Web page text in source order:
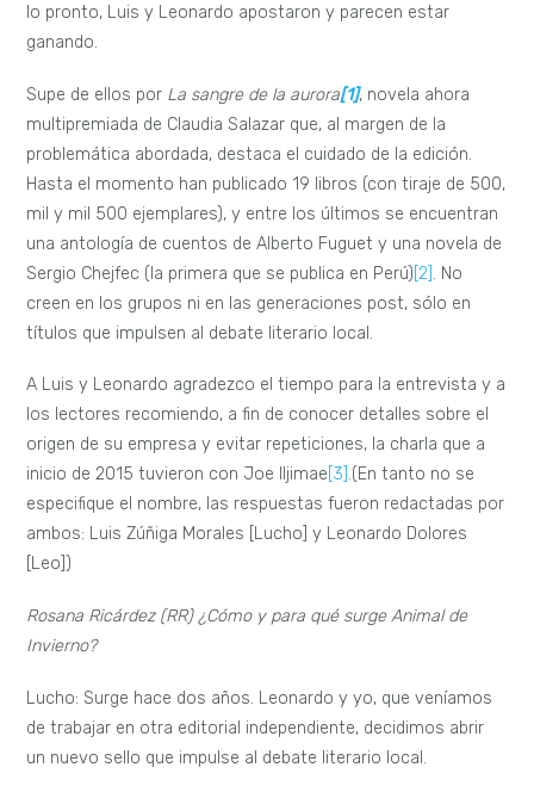
lo pronto, Luis y Leonardo apostaron y parecen estar
ganando.
Supe de ellos por La sangre de la aurora[1], novela ahora
multipremiada de Claudia Salazar que, al margen de la
problemática abordada, destaca el cuidado de la edición.
Hasta el momento han publicado 19 libros (con tiraje de 500,
mil y mil 500 ejemplares), y entre los últimos se encuentran
una antología de cuentos de Alberto Fuguet y una novela de
Sergio Chejfec (la primera que se publica en Perú) [2] . No
creen en los grupos ni en las generaciones post, sólo en
títulos que impulsen al debate literario local.
A Luis y Leonardo agradezco el tiempo para la entrevista y a
los lectores recomiendo, a fin de conocer detalles sobre el
origen de su empresa y evitar repeticiones, la charla que a
inicio de 2015 tuvieron con Joe Iljimae [3] .(En tanto no se
especifique el nombre, las respuestas fueron redactadas por
ambos: Luis Zúñiga Morales [Lucho] y Leonardo Dolores
[Leo])
Rosana Ricárdez (RR) ¿Cómo y para qué surge Animal de
Invierno?
Lucho: Surge hace dos años. Leonardo y yo, que veníamos
de trabajar en otra editorial independiente, decidimos abrir
un nuevo sello que impulse al debate literario local.